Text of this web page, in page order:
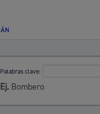
Palabras clave:
Ej. Bombero